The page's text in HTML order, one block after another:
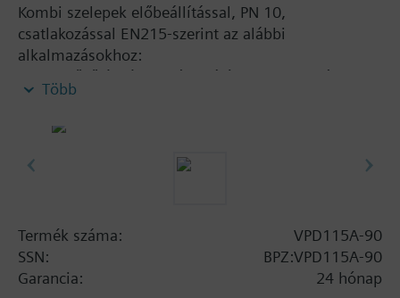
Kombi szelepek előbeállítással, PN 10,
csatlakozással EN215-szerint az alábbi
alkalmazásokhoz:
szellőző és légkondícionáló rendszerek vízoldali
szabályozására és hőleadók automatikus
Zárt körökhöz
További információ
Engedélyezett közeg: víz (VDI 2035-szerint),
Több
Termék száma:
VPD115A-90
SSN:
BPZ:VPD115A-90
Garancia:
24 hónap